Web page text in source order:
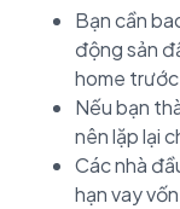
Bạn cần
động sản
home
Nếu bạn
nên lặp lại
Các nhà
hạn vay